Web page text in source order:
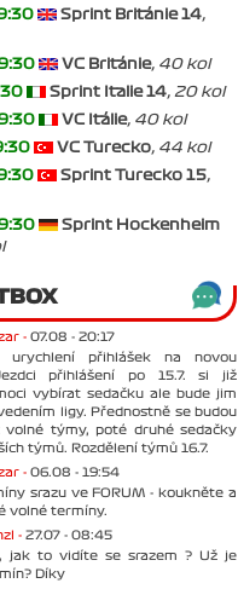
Sprint Británie 14,
VC Británie, 40 kol
Sprint Italie 14, 20 kol
VC Itálie, 40 kol
VC Turecko, 44 kol
Sprint Turecko 15,
Sprint Hockenheim
- 07.08 - 20:17
urychlení přihlášek na novou
přihlášení po 15.7. si již
vybírat sedačku ale bude jim
ligy. Přednostně se budou
volné týmy, poté druhé sedačky
týmů. Rozdělení týmů 16.7.
- 06.08 - 19:54
srazu ve FORUM - koukněte a
volné termíny.
- 27.07 - 08:45
jak to vidíte se srazem ? Už je
Díky